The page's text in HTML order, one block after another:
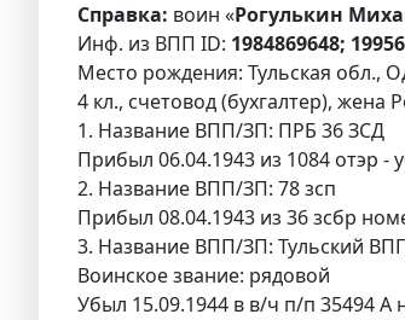
Справка: воин «Рогулькин
Инф. из ВПП ID: 1984869648;
Место рождения: Тульская обл.,
4 кл., счетовод (бухгалтер),
1. Название ВПП/ЗП: ПРБ 36 ЗСД
Прибыл 06.04.1943 из 1084 отэр -
2. Название ВПП/ЗП: 78 зсп
Прибыл 08.04.1943 из 36 зсбр
3. Название ВПП/ЗП: Тульский
Воинское звание: рядовой
Убыл 15.09.1944 в в/ч п/п 35494